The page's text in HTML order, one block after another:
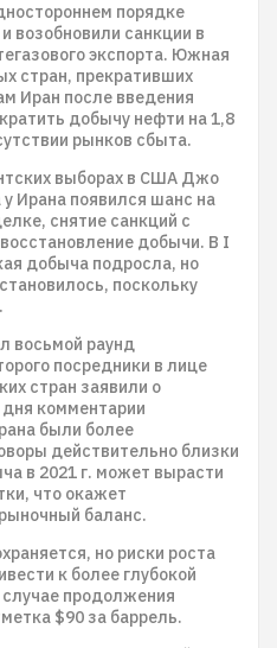
порядке
возобновили санкции в
экспорта. Южная
стран, прекративших
Иран после введения
добычу нефти на 1,8
рынков сбыта.
выборах в США Джо
Ирана появился шанс на
снятие санкций с
добычи. В I
добыча подросла, но
поскольку
восьмой раунд
посредники в лице
стран заявили о
комментарии
были более
действительно близки
в 2021 г. может вырасти
что окажет
баланс.
но риски роста
к более глубокой
продолжения
$90 за баррель.